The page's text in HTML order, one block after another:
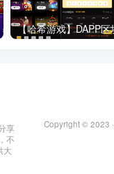
享
不
大
Copyright © 2023 ·